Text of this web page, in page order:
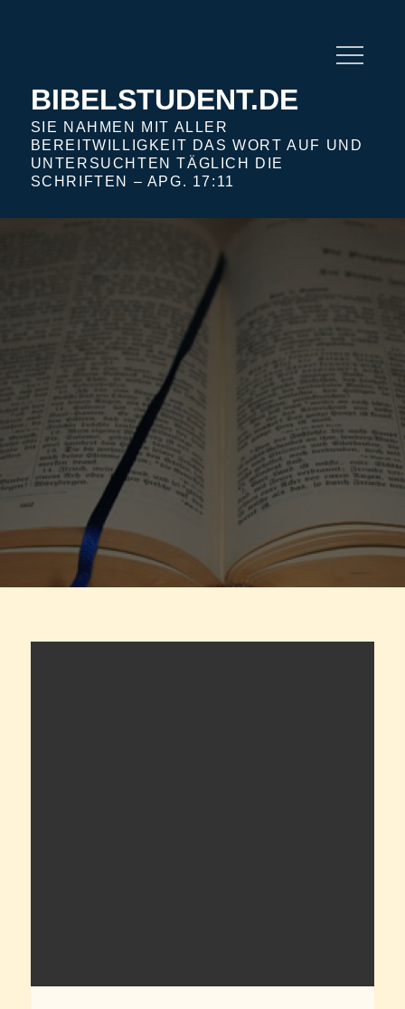
BIBELSTUDENT.DE
SIE NAHMEN MIT ALLER
BEREITWILLIGKEIT DAS WORT AUF UND
UNTERSUCHTEN TÄGLICH DIE
SCHRIFTEN – APG. 17:11